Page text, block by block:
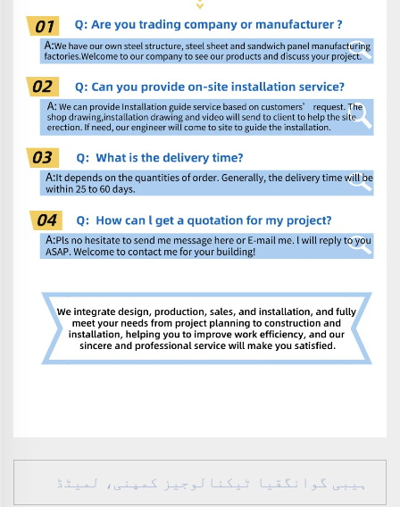
ہیبی گوانگقیا ٹیکنالوجیز کمپنی، لمیٹڈ